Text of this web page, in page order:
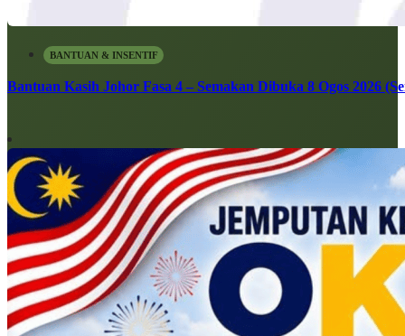
BANTUAN & INSENTIF
Bantuan Kasih Johor Fasa 4 – Semakan Dibuka 8 Ogos 2026